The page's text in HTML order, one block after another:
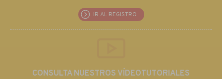
IR AL REGISTRO
CONSULTA NUESTROS VÍDEOTUTORIALES